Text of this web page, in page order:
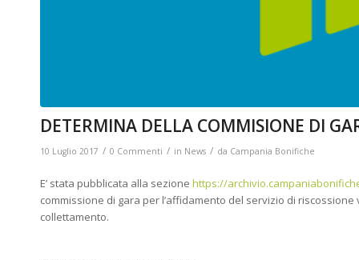
DETERMINA DELLA COMMISIONE DI
10 Luglio 2017 / 0 Commenti / in News / da Campania Bonifiche
E’ stata pubblicata alla sezione https://
commissione di gara per l’affidamento del servizio di
collettamento.